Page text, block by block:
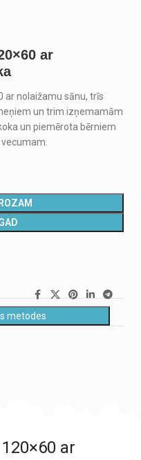
ar
ar nolaižamu sānu, trīs
un trim izņemamām
un piemērota bērniem
metodes
ar